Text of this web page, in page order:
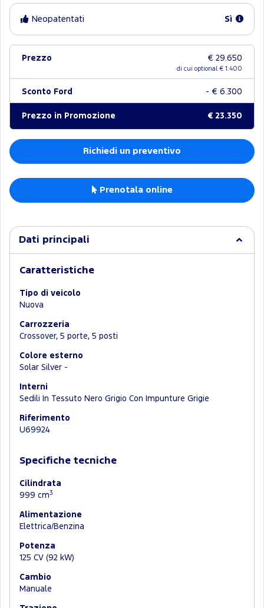
Neopatentati Sì
Prezzo € 29.650
di cui optional € 1.400
Sconto Ford - € 6.300
Prezzo in Promozione € 23.350
Richiedi un preventivo
Prenotala online
Dati principali
Caratteristiche
Tipo di veicolo
Nuova
Carrozzeria
Crossover, 5 porte, 5 posti
Colore esterno
Solar Silver -
Interni
Sedili In Tessuto Nero Grigio Con Impunture Grigie
Riferimento
U69924
Specifiche tecniche
Cilindrata
999 cm3
Alimentazione
Elettrica/Benzina
Potenza
125 CV (92 kW)
Cambio
Manuale